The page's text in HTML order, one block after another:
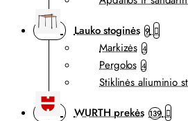
Lauko stoginės 9
Markizės 4
Pergolos 4
Stiklinės aliuminio
WURTH prekės 139